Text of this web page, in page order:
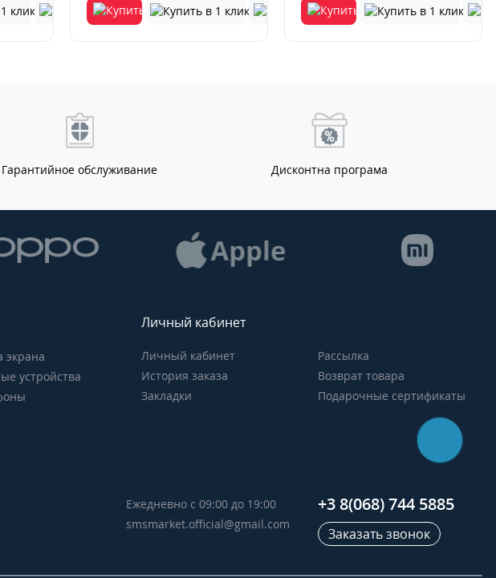
Гарантийное обслуживание Дисконтна програма
экрана
устройства
Личный кабинет
Личный кабинет
История заказа
Закладки
Рассылка
Возврат товара
Подарочные сертификаты
Ежедневно с 09:00 до 19:00
smsmarket.official@gmail.com
+3 8(068) 744 5885
Заказать звонок